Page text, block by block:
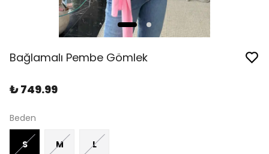
Bağlamalı Pembe Gömlek
₺ 749.99
Beden
S M L